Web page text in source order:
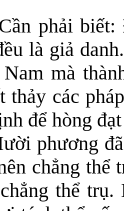
phải biết:
là giả
mà
thảy các
để hòng
phương
chẳng thể
chẳng thể trụ.